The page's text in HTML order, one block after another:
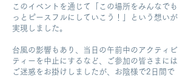
このイベントを通じて「この場所をみんなでも
っとピースフルにしていこう！」という想いが
実現しました。
台風の影響もあり、当日の午前中のアクティビ
ティーを中止にするなど、ご参加の皆さまには
ご迷惑をお掛けしましたが、お陰様で2日間で